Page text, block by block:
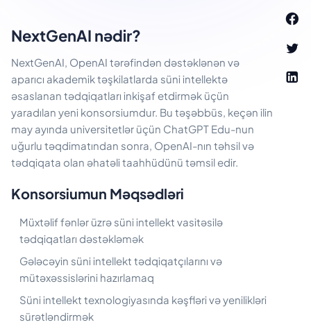
NextGenAI nədir?
NextGenAI, OpenAI tərəfindən dəstəklənən və
aparıcı akademik təşkilatlarda süni intellektə
əsaslanan tədqiqatları inkişaf etdirmək üçün
yaradılan yeni konsorsiumdur. Bu təşəbbüs, keçən ilin
may ayında universitetlər üçün ChatGPT Edu-nun
uğurlu təqdimatından sonra, OpenAI-nın təhsil və
tədqiqata olan əhatəli taahhüdünü təmsil edir.
Konsorsiumun Məqsədləri
Müxtəlif fənlər üzrə süni intellekt vasitəsilə
tədqiqatları dəstəkləmək
Gələcəyin süni intellekt tədqiqatçılarını və
mütəxəssislərini hazırlamaq
Süni intellekt texnologiyasında kəşfləri və yenilikləri
sürətləndirmək